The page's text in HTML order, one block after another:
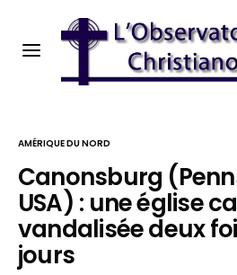
AMÉRIQUE DU NORD
Canonsburg
USA) : une église
vandalisée deux
jours